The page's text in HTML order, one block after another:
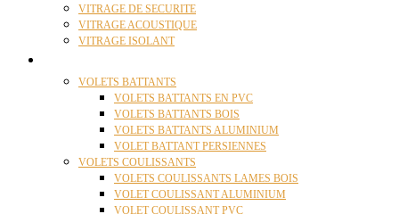
VITRAGE DE SECURITE
VITRAGE ACOUSTIQUE
VITRAGE ISOLANT
VOLETS BATTANTS
VOLETS BATTANTS EN PVC
VOLETS BATTANTS BOIS
VOLETS BATTANTS ALUMINIUM
VOLET BATTANT PERSIENNES
VOLETS COULISSANTS
VOLETS COULISSANTS LAMES BOIS
VOLET COULISSANT ALUMINIUM
VOLET COULISSANT PVC